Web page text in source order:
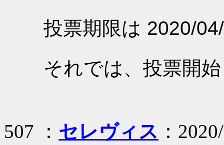
投票期限は 2020/
それでは、投票開
507 ： セレヴィス ：